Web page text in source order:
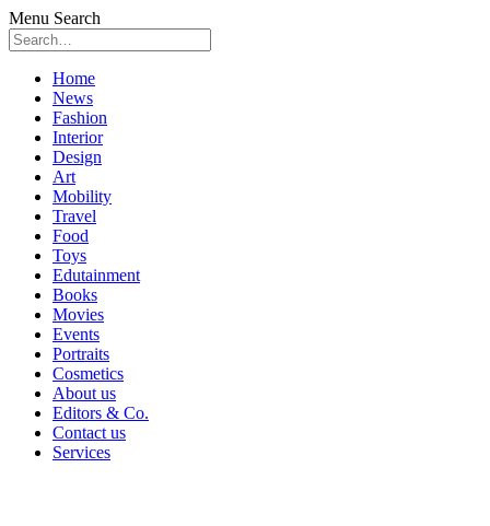
Menu Search
Skip
content
Home
News
Fashion
Interior
Design
Art
Mobility
Travel
Food
Toys
Edutainment
Books
Movies
Events
Portraits
Cosmetics
About us
Editors & Co.
Contact us
Services